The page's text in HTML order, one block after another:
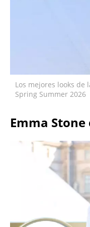
Los mejores looks de
Spring Summer 2026
Emma